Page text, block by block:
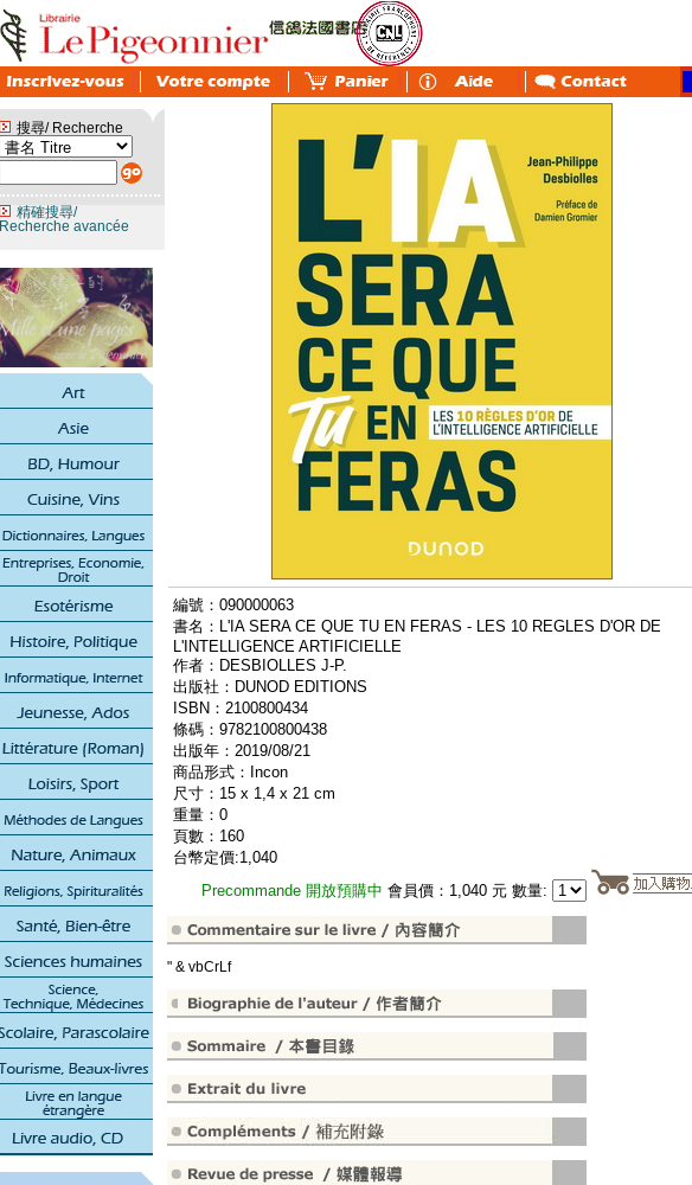
搜尋/ Recherche
精確搜尋/
Recherche avancée
編號：090000063
書名：L'IA SERA CE QUE TU EN FERAS - LES 10 REGLES D'OR DE
L'INTELLIGENCE ARTIFICIELLE
作者：DESBIOLLES J-P.
出版社：DUNOD EDITIONS
ISBN：2100800434
條碼：9782100800438
出版年：2019/08/21
商品形式：Incon
尺寸：15 x 1,4 x 21 cm
重量：0
頁數：160
台幣定價:1,040
Precommande 開放預購中 會員價：1,040 元 數量:
" & vbCrLf